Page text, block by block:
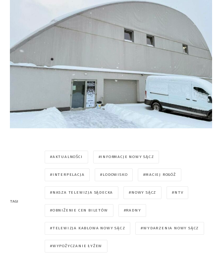
TAGI
AKTUALNOŚCI INFORMACJE NOWY SĄCZ
INTERPELACJA LODOWISKO MACIEJ ROGÓŻ
NASZA TELEWIZJA SĄDECKA NOWY SĄCZ NTV
OBNIŻENIE CEN BILETÓW RADNY
TELEWIZJA KABLOWA NOWY SĄCZ WYDARZENIA NOWY SĄCZ
WYPOŻYCZANIE ŁYŻEW